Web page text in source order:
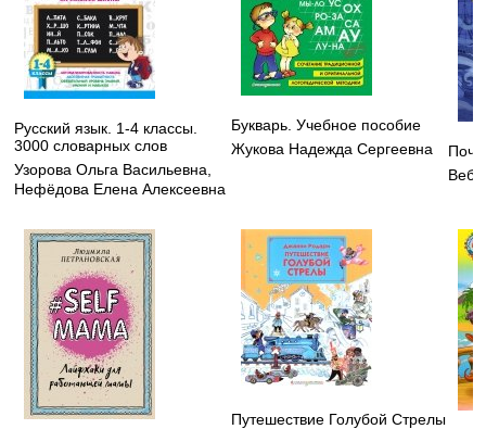
Русский язык. 1-4 классы.
3000 словарных слов
Узорова Ольга Васильевна,
Нефёдова Елена Алексеевна
Букварь. Учебное пособие
Жукова Надежда Сергеевна
Путешествие Голубой Стрелы